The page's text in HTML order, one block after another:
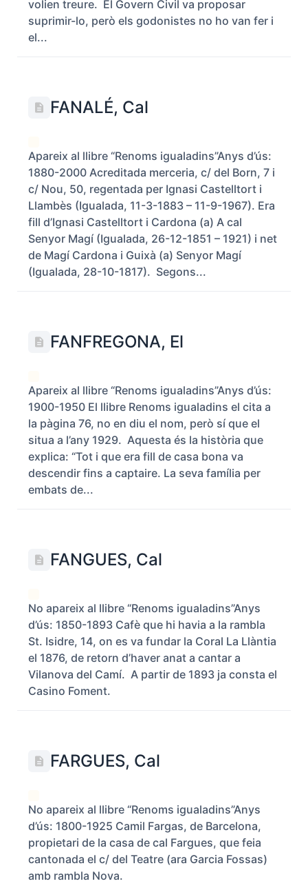
volien treure. El Govern Civil va proposar
suprimir-lo, però els godonistes no ho van fer i
el...
FANALÉ, Cal
Apareix al llibre “Renoms igualadins”Anys d’ús:
1880-2000 Acreditada merceria, c/ del Born, 7 i
c/ Nou, 50, regentada per Ignasi Castelltort i
Llambès (Igualada, 11-3-1883 – 11-9-1967). Era
fill d’Ignasi Castelltort i Cardona (a) A cal
Senyor Magí (Igualada, 26-12-1851 – 1921) i net
de Magí Cardona i Guixà (a) Senyor Magí
(Igualada, 28-10-1817). Segons...
FANFREGONA, El
Apareix al llibre “Renoms igualadins”Anys d’ús:
1900-1950 El llibre Renoms igualadins el cita a
la pàgina 76, no en diu el nom, però sí que el
situa a l’any 1929. Aquesta és la història que
explica: “Tot i que era fill de casa bona va
descendir fins a captaire. La seva família per
embats de...
FANGUES, Cal
No apareix al llibre “Renoms igualadins”Anys
d’ús: 1850-1893 Cafè que hi havia a la rambla
St. Isidre, 14, on es va fundar la Coral La Llàntia
el 1876, de retorn d’haver anat a cantar a
Vilanova del Camí. A partir de 1893 ja consta el
Casino Foment.
FARGUES, Cal
No apareix al llibre “Renoms igualadins”Anys
d’ús: 1800-1925 Camil Fargas, de Barcelona,
propietari de la casa de cal Fargues, que feia
cantonada el c/ del Teatre (ara Garcia Fossas)
amb rambla Nova.